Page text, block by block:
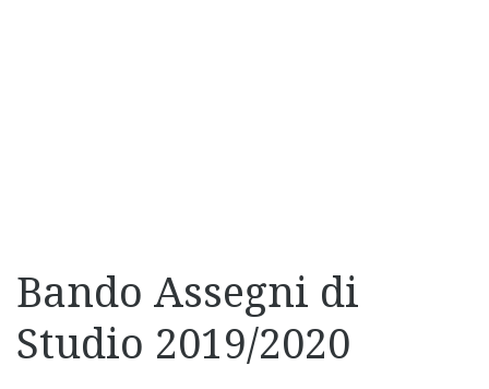
Bando Assegni di
Studio 2019/2020